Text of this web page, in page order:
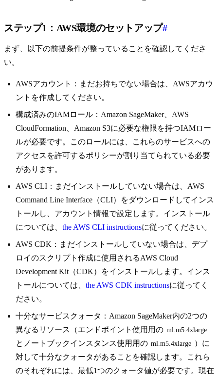
ステップ1：AWS環境のセットアップ#
まず、以下の前提条件が整っていることを確認してくださ
い。
AWSアカウント：まだお持ちでない場合は、AWSアカウ
ントを作成してください。
構成済みのIAMロール：Amazon SageMaker、AWS
CloudFormation、Amazon S3に必要な権限を持つIAMロー
ルが必要です。このロールには、これらのサービスへの
アクセスを許可するポリシーが割り当てられている必要
があります。
AWS CLI：まだインストールしていない場合は、AWS
Command Line Interface（CLI）をダウンロードしてインス
トールし、アカウント情報で設定します。インストール
については、 the AWS CLI instructionsに従ってください。
AWS CDK：まだインストールしていない場合は、デプ
ロイのスクリプト作成に使用されるAWS Cloud
Development Kit（CDK）をインストールします。インス
トールについては、 the AWS CDK instructionsに従ってく
ださい。
十分なサービスクォータ：Amazon SageMaker内の2つの
異なるリソース（エンドポイント使用用の ml.m5.4xlarge
とノートブックインスタンス使用用の ml.m5.4xlarge ）に
対して十分なクォータがあることを確認します。これら
のそれぞれには、最低1つのクォータ値が必要です。現在